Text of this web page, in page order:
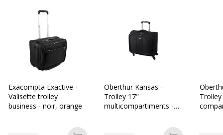
Exacompta Exactive -
Valisette trolley
business - noir, orange
Oberthur Kansas -
Trolley 17"
multicompartiments -